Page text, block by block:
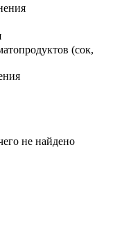
(сок,
не найдено